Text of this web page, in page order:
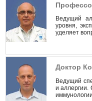
Ведущий
уровня,
уделяет
Доктор
Ведущий
и аллергии.